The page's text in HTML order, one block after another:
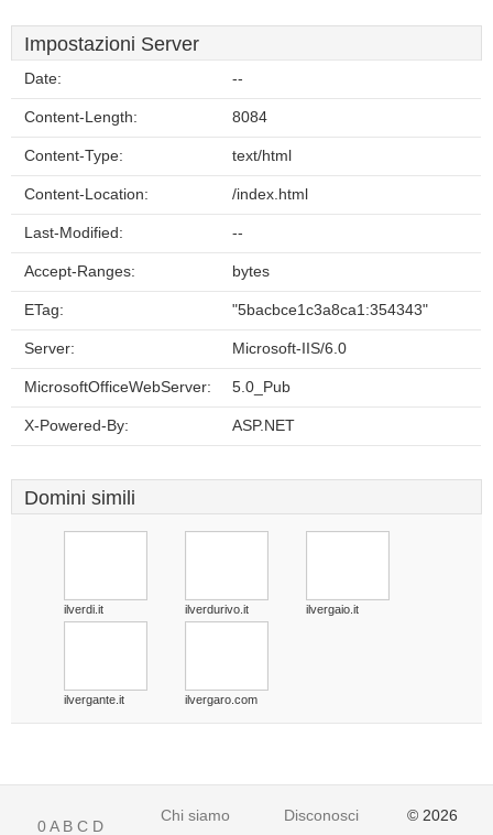
Impostazioni Server
Date: --
Content-Length: 8084
Content-Type: text/html
Content-Location: /index.html
Last-Modified: --
Accept-Ranges: bytes
ETag: "5bacbce1c3a8ca1:354343"
Server: Microsoft-IIS/6.0
MicrosoftOfficeWebServer: 5.0_Pub
X-Powered-By: ASP.NET
Domini simili
ilverdi.it ilverdurivo.it ilvergaio.it
ilvergante.it ilvergaro.com
0A B C D
Chi siamo
Disconoscimento
© 2026